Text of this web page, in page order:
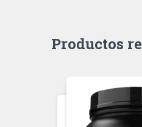
Productos